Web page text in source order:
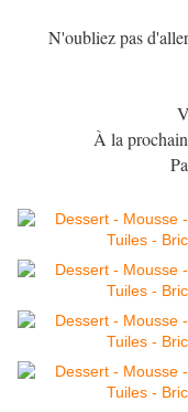
N'oubliez pas
À la